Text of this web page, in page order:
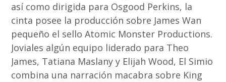
así­ como dirigida para Osgood Perkins, la
cinta posee la producción sobre James Wan
pequeño el sello Atomic Monster Productions.
Joviales algún equipo liderado para Theo
James, Tatiana Maslany y Elijah Wood, El Simio
combina una narración macabra sobre King